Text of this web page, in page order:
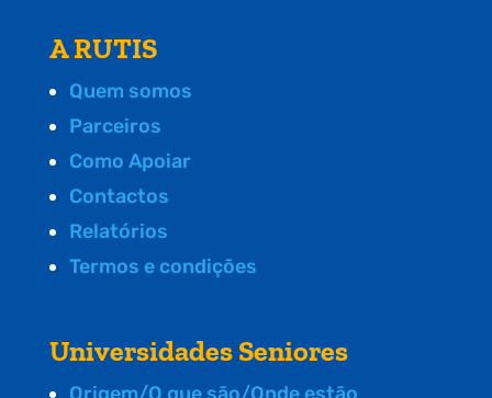
A RUTIS
Quem somos
Parceiros
Como Apoiar
Contactos
Relatórios
Termos e condições
Universidades Seniores